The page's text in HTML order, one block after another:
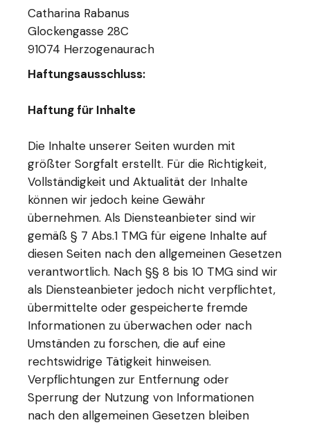
Catharina Rabanus
Glockengasse 28C
91074 Herzogenaurach
Haftungsausschluss:
Haftung für Inhalte
Die Inhalte unserer Seiten wurden mit
größter Sorgfalt erstellt. Für die Richtigkeit,
Vollständigkeit und Aktualität der Inhalte
können wir jedoch keine Gewähr
übernehmen. Als Diensteanbieter sind wir
gemäß § 7 Abs.1 TMG für eigene Inhalte auf
diesen Seiten nach den allgemeinen Gesetzen
verantwortlich. Nach §§ 8 bis 10 TMG sind wir
als Diensteanbieter jedoch nicht verpflichtet,
übermittelte oder gespeicherte fremde
Informationen zu überwachen oder nach
Umständen zu forschen, die auf eine
rechtswidrige Tätigkeit hinweisen.
Verpflichtungen zur Entfernung oder
Sperrung der Nutzung von Informationen
nach den allgemeinen Gesetzen bleiben